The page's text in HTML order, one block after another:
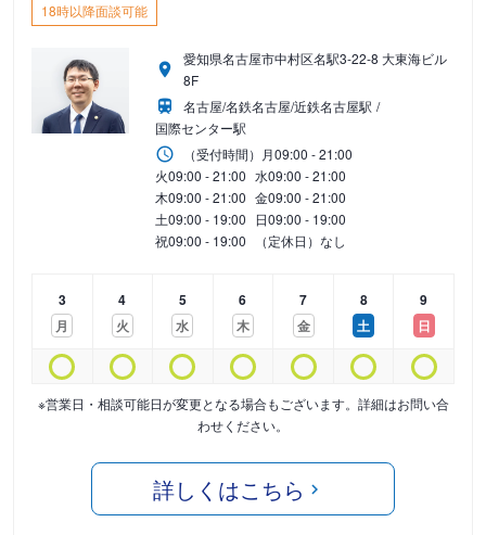
18時以降面談可能
愛知県名古屋市中村区名駅3-22-8 大東海ビル
8F
名古屋/名鉄名古屋/近鉄名古屋駅
国際センター駅
（受付時間） 月09:00 - 21:00
火09:00 - 21:00 水09:00 - 21:00
木09:00 - 21:00 金09:00 - 21:00
土09:00 - 19:00 日09:00 - 19:00
祝09:00 - 19:00 （定休日）なし
3
月
4
火
5
水
6
木
7
金
8
土
9
日
※営業日・相談可能日が変更となる場合もございます。詳細はお問い合
わせください。
詳しくはこちら